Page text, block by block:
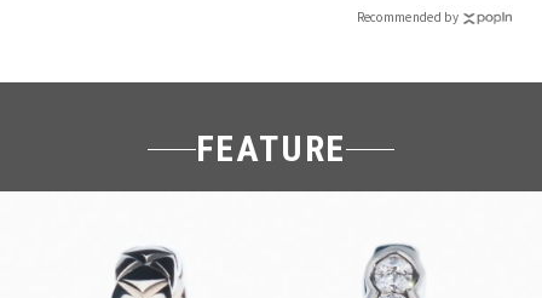
Recommended by
FEATURE